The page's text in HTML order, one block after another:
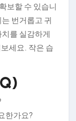
보할 수 있습니
번거롭고 귀
를 실감하게
세요. 작은 습
한가요?